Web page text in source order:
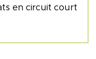
en circuit court